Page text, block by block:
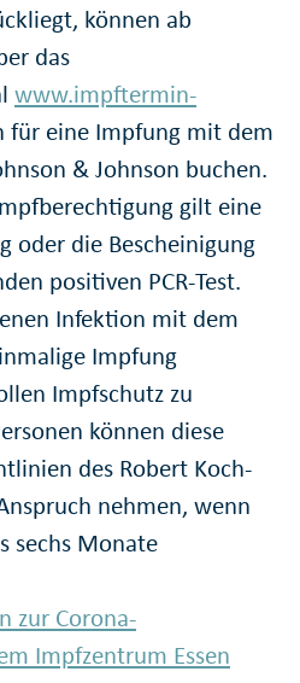
können ab
das
www.impftermin-
für eine Impfung mit dem
& Johnson buchen.
gilt eine
oder die Bescheinigung
positiven PCR-Test.
Infektion mit dem
Impfung
Impfschutz zu
können diese
des Robert Koch-
nehmen, wenn
sechs Monate
zur Corona-
Impfzentrum Essen